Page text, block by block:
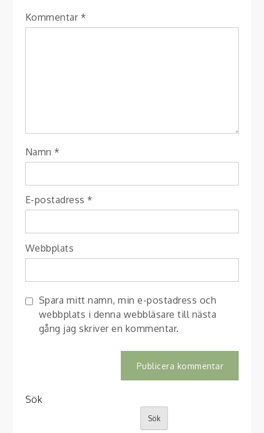
Kommentar *
Namn *
E-postadress *
Webbplats
Spara mitt namn, min e-postadress och
webbplats i denna webbläsare till nästa
gång jag skriver en kommentar.
Sök
Sök